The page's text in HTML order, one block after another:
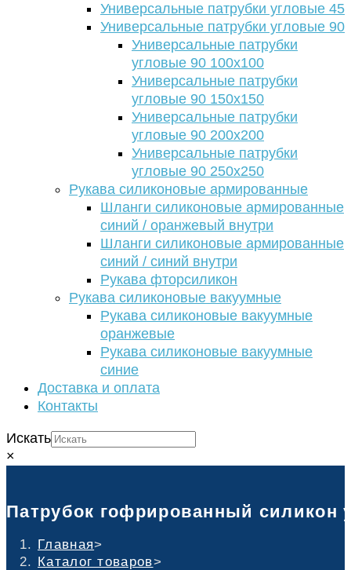
Универсальные патрубки угловые 45
Универсальные патрубки угловые 90
Универсальные патрубки
угловые 90 100х100
Универсальные патрубки
угловые 90 150х150
Универсальные патрубки
угловые 90 200х200
Универсальные патрубки
угловые 90 250х250
Рукава силиконовые армированные
Шланги силиконовые армированные
синий / оранжевый внутри
Шланги силиконовые армированные
синий / синий внутри
Рукава фторсиликон
Рукава силиконовые вакуумные
Рукава силиконовые вакуумные
оранжевые
Рукава силиконовые вакуумные
синие
Доставка и оплата
Контакты
Искать
×
Патрубок гофрированный силикон
Главная>
Каталог товаров>